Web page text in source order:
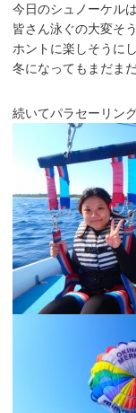
今日のシュノーケル
皆さん泳ぐの大変そ
ホントに楽しそうに
冬になってもまだま
続いてパラセーリン